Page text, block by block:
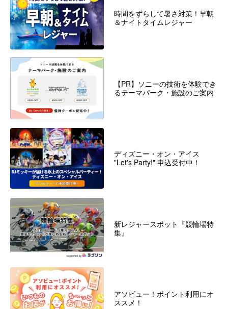
時間をずらして暑さ対策！早朝
＆ナイトタイムレジャー
【PR】ソニーの技術を体験でき
るテーマパーク・施設のご案内
ディズニー・オン・アイス
"Let's Party!" 申込受付中！
新レジャースポット『競輪場特
集』
アソビュー！ポイント利用にオ
ススメ！